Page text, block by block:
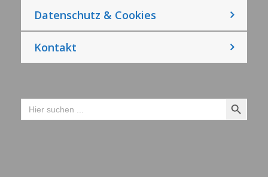
Datenschutz & Cookies
Kontakt
Search
for:
Search Button